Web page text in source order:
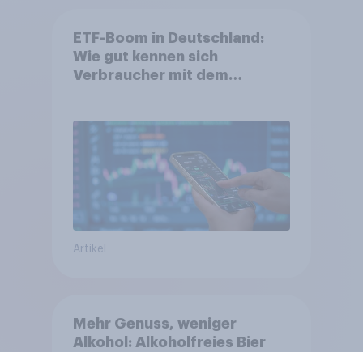
ETF-Boom in Deutschland:
Wie gut kennen sich
Verbraucher mit dem
Artikel
Mehr Genuss, weniger
Alkohol: Alkoholfreies Bier